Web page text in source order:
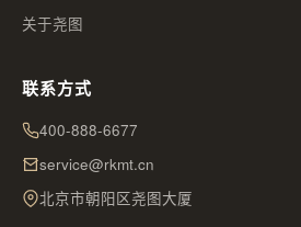
关于尧图
联系方式
400-888-6677
service@rkmt.cn
北京市朝阳区尧图大厦